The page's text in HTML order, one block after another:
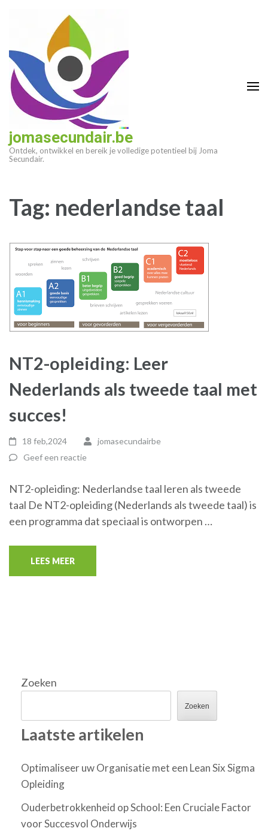
(druk
enter)
jomasecundair.be
Ontdek, ontwikkel en bereik je volledige potentieel bij Joma
Secundair.
Tag: nederlandse taal
NT2-opleiding: Leer
Nederlands als tweede taal met
succes!
18 feb,2024
jomasecundairbe
Geef een reactie
NT2-opleiding: Nederlandse taal leren als tweede
taal De NT2-opleiding (Nederlands als tweede taal) is
een programma dat speciaal is ontworpen …
LEES MEER
Zoeken
Zoeken
Laatste artikelen
Optimaliseer uw Organisatie met een Lean Six Sigma
Opleiding
Ouderbetrokkenheid op School: Een Cruciale Factor
voor Succesvol Onderwijs